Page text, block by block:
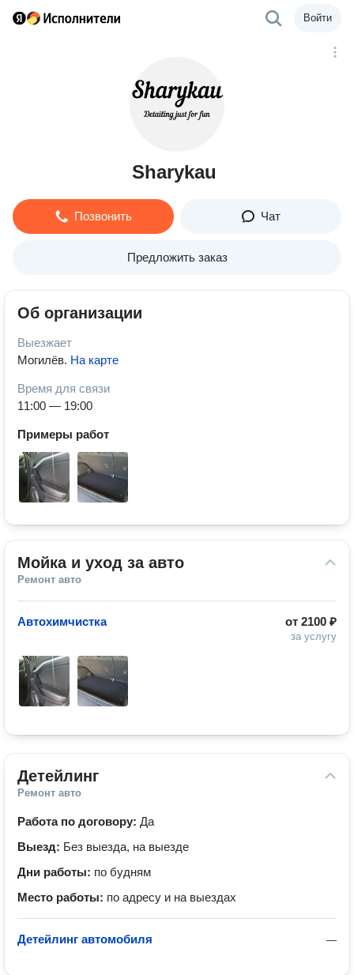
Войти
Sharykau
Позвонить Чат
Предложить заказ
Об организации
Выезжает
Могилёв. На карте
Время для связи
11:00 — 19:00
Примеры работ
Мойка и уход за авто
Ремонт авто
от 2100 ₽
за услугу
Автохимчистка
Детейлинг
Ремонт авто
Работа по договору: Да
Выезд: Без выезда, на выезде
Дни работы: по будням
Место работы: по адресу и на выездах
—
Детейлинг автомобиля